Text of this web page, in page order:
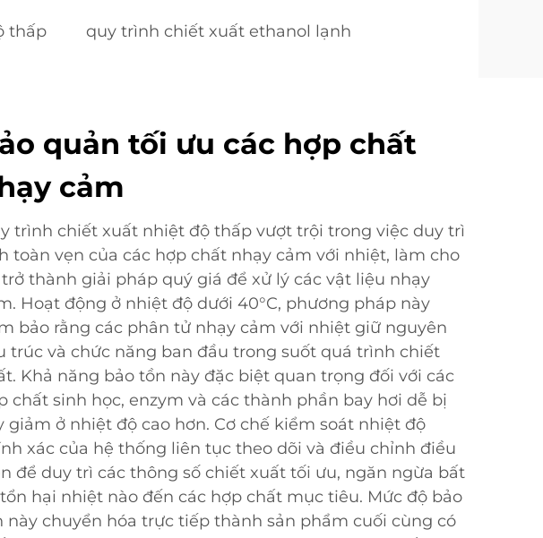
thấp quy trình chiết xuất ethanol lạnh
quản tối ưu các hợp chất
cảm
trình chiết xuất nhiệt độ thấp vượt trội trong việc duy trì
toàn vẹn của các hợp chất nhạy cảm với nhiệt, làm cho
thành giải pháp quý giá để xử lý các vật liệu nhạy
Hoạt động ở nhiệt độ dưới 40°C, phương pháp này
bảo rằng các phân tử nhạy cảm với nhiệt giữ nguyên
trúc và chức năng ban đầu trong suốt quá trình chiết
Khả năng bảo tồn này đặc biệt quan trọng đối với các
chất sinh học, enzym và các thành phần bay hơi dễ bị
giảm ở nhiệt độ cao hơn. Cơ chế kiểm soát nhiệt độ
xác của hệ thống liên tục theo dõi và điều chỉnh điều
để duy trì các thông số chiết xuất tối ưu, ngăn ngừa bất
hại nhiệt nào đến các hợp chất mục tiêu. Mức độ bảo
này chuyển hóa trực tiếp thành sản phẩm cuối cùng có